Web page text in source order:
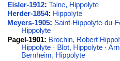
Eisler-1912: Taine, Hippolyte
Herder-1854: Hippolyte
Meyers-1905: Saint-Hippolyte-du-
Hippolyte
Pagel-1901: Brochin, Robert
Hippolyte· Blot, Hippolyte·
Bernheim, Hippolyte